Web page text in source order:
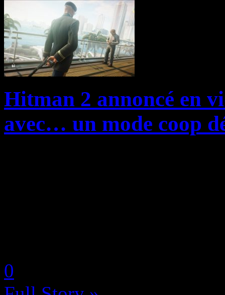
Hitman 2 annoncé en
avec… un mode coop
0